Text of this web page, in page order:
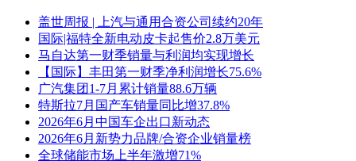
盖世周报 | 上汽与通用合资公司续约20年
国际|福特全新电动皮卡起售价2.8万美元
马自达第一财季销量与利润均实现增长
【国际】丰田第一财季净利润增长75.6%
广汽集团1-7月累计销量88.6万辆
特斯拉7月国产车销量同比增37.8%
2026年6月中国车企出口新动态
2026年6月新势力品牌/合资企业销量榜
全球储能市场上半年激增71%